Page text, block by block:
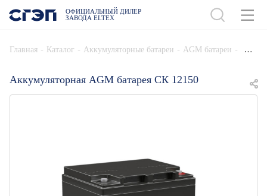
ОФИЦИАЛЬНЫЙ ДИЛЕР
ЗАВОДА ELTEX
Главная - Каталог - Аккумуляторные батареи - AGM батареи -
Аккумуляторная AGM батарея СК 12150